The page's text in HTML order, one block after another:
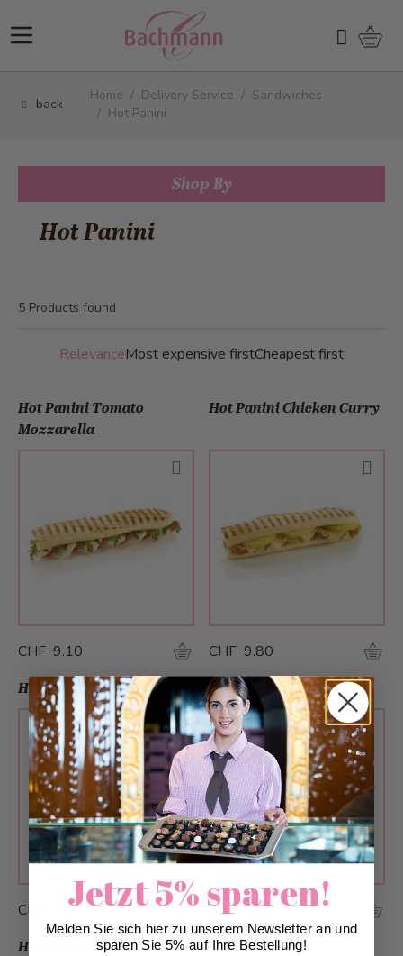
Search
back
Home / Delivery Service / Sandwiches
/ Hot Panini
Shop By
Hot Panini
5 Products found
RelevanceMost expensive firstCheapest first
Hot Panini Tomato
Mozzarella
CHF 9.10
Hot Panini Chicken Curry
CHF 9.80
Hot Panini Hawaii
CHF 9.30
Hot Panini Ham Cheese
CHF 9.10
Hot Panini Chicken
Jetzt 5% sparen!
Melden Sie sich hier zu unserem Newsletter an und
sparen Sie 5% auf Ihre Bestellung!